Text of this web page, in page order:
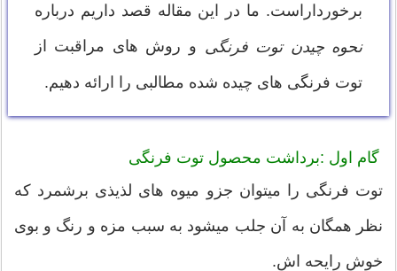
برخورداراست. ما در این مقاله قصد داریم درباره
نحوه چیدن توت فرنگی و روش های مراقبت از
توت فرنگی های چیده شده مطالبی را ارائه دهیم.
گام اول :برداشت محصول توت فرنگی
توت فرنگی را میتوان جزو میوه های لذیذی برشمرد که
نظر همگان به آن جلب میشود به سبب مزه و رنگ و بوی
خوش رایحه اش.